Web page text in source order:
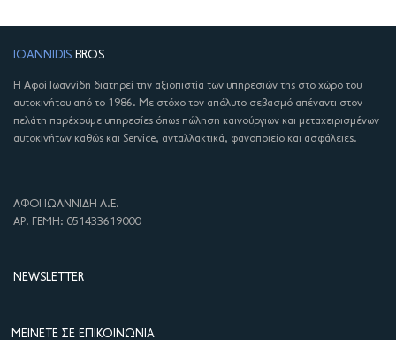
IOANNIDIS BROS
Η Αφοί Ιωαννίδη διατηρεί την αξιοπιστία των υπηρεσιών της στο χώρο του
αυτοκινήτου από το 1986. Με στόχο τον απόλυτο σεβασμό απέναντι στον
πελάτη παρέχουμε υπηρεσίες όπως πώληση καινούργιων και μεταχειρισμένων
αυτοκινήτων καθώς και Service, ανταλλακτικά, φανοποιείο και ασφάλειες.
ΑΦΟΙ ΙΩΑΝΝΙΔΗ Α.Ε.
ΑΡ. ΓΕΜΗ: 051433619000
NEWSLETTER
ΜΕΊΝΕΤΕ ΣΕ ΕΠΙΚΟΙΝΩΝΊΑ